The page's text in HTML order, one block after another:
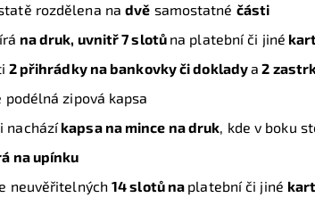
rozdělena nadvě samostatné části
na druk, uvnitř 7 slotů na platební či jiné
2 přihrádky na bankovky či dokladya 2
zipová kapsa
nacházíkapsa na mince na druk, kde v boku
na upínku
neuvěřitelných14 slotů na platební či jiné